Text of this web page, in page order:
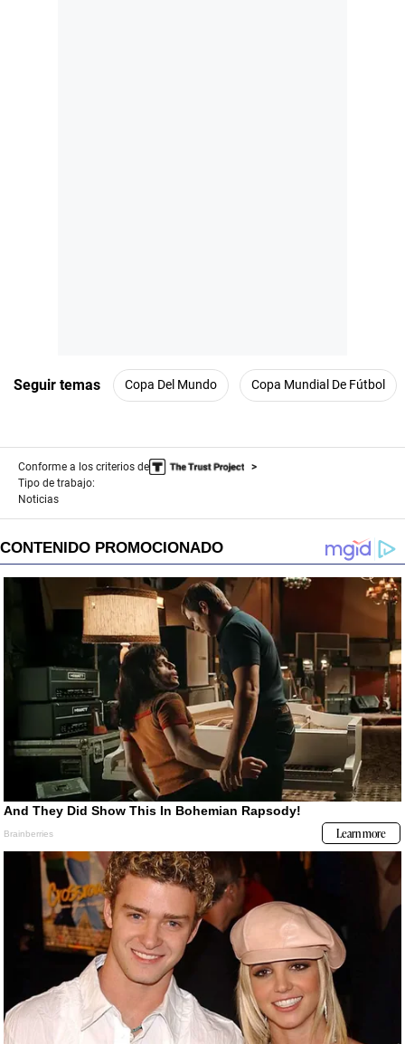
Seguir temas Copa Del Mundo Copa Mundial De Fútbol
Conforme a los criterios de
Tipo de trabajo:
Noticias